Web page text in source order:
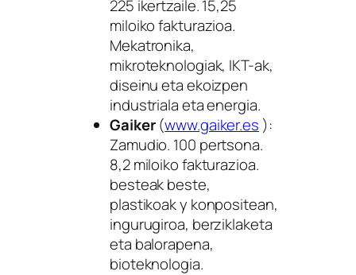
225 ikertzaile. 15,25
miloiko fakturazioa.
Mekatronika,
mikroteknologiak, IKT-ak,
diseinu eta ekoizpen
industriala eta energia.
Gaiker(www.gaiker.es ):
Zamudio. 100 pertsona.
8,2 miloiko fakturazioa.
besteak beste,
plastikoak y konpositean,
ingurugiroa, berziklaketa
eta balorapena,
bioteknologia.